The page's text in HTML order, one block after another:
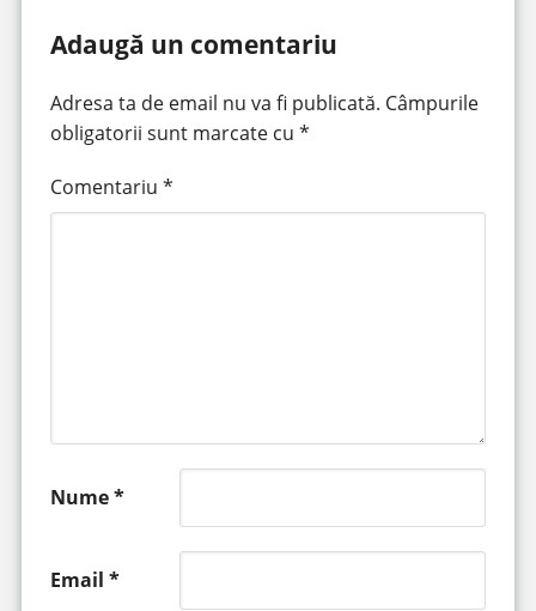
Adaugă un comentariu
Adresa ta de email nu va fi publicată. Câmpurile
obligatorii sunt marcate cu *
Comentariu *
Nume*
Email *